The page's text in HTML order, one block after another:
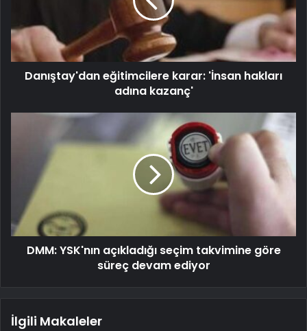
Danıştay'dan eğitimcilere karar: 'İnsan hakları
adına kazanç'
DMM: YSK'nın açıkladığı seçim takvimine göre
süreç devam ediyor
İlgili Makaleler